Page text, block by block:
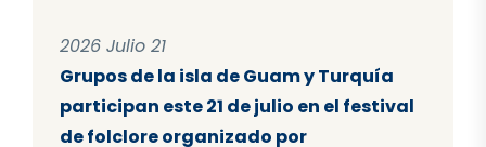
2026 Julio 21
Grupos de la isla de Guam y Turquía
participan este 21 de julio en el festival
de folclore organizado por